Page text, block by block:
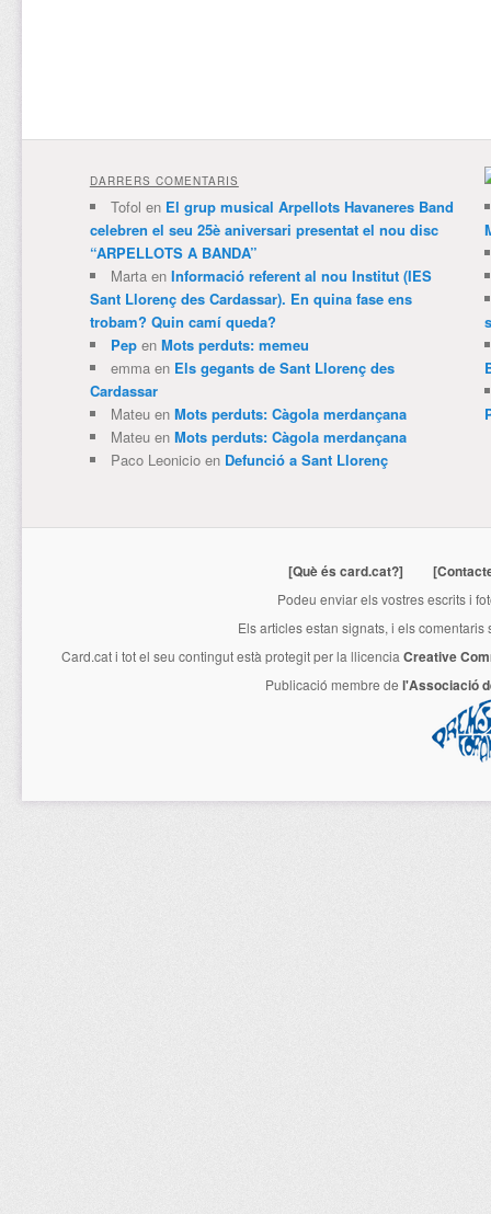
DARRERS COMENTARIS
Tofol en El grup musical Arpellots Havaneres Band
celebren el seu 25è aniversari presentat el nou disc
“ARPELLOTS A BANDA”
Martaen Informació referent al nou Institut (IES
Sant Llorenç des Cardassar). En quina fase ens
trobam? Quin camí queda?
Pepen Mots perduts: memeu
emmaen Els gegants de Sant Llorenç des
Cardassar
Mateuen Mots perduts: Càgola merdançana
Mateuen Mots perduts: Càgola merdançana
Paco Leonicioen Defunció a Sant Llorenç
[Què és card.cat?]
Podeu enviar els vostres escrits i
Els articles estan signats, i els
Card.cati tot el seu contingut està protegit per la llicencia Creative
Publicació membre de l'Associació